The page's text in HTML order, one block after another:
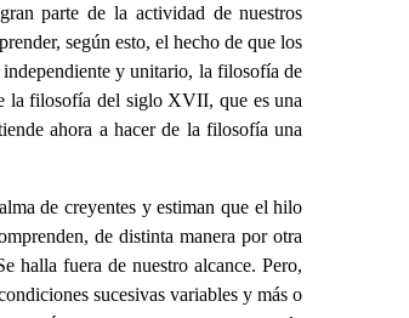
parte de la actividad de nuestros
según esto, el hecho de que los
y unitario, la filosofía de
la filosofía del siglo XVII, que es una
ahora a hacer de la filosofía una
de creyentes y estiman que el hilo
de distinta manera por otra
halla fuera de nuestro alcance. Pero,
sucesivas variables y más o